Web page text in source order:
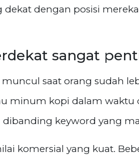
dengan posisi
sangat
muncul saat orang sudah
minum kopi dalam waktu
dibanding keyword yang
komersial yang kuat.